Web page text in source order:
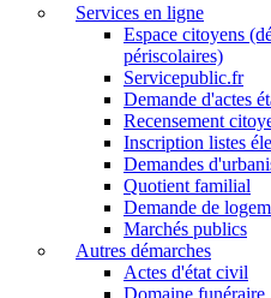
Services en ligne
Espace citoyens
périscolaires)
Servicepublic.fr
Demande d'actes
Recensement
Inscription listes
Demandes
Quotient familial
Demande de
Marchés publics
Autres démarches
Actes d'état civil
Domaine funéraire